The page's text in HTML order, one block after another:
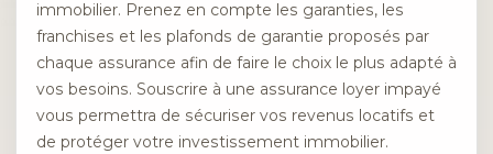
immobilier. Prenez en compte les garanties, les
franchises et les plafonds de garantie proposés par
chaque assurance afin de faire le choix le plus adapté à
vos besoins. Souscrire à une assurance loyer impayé
vous permettra de sécuriser vos revenus locatifs et
de protéger votre investissement immobilier.